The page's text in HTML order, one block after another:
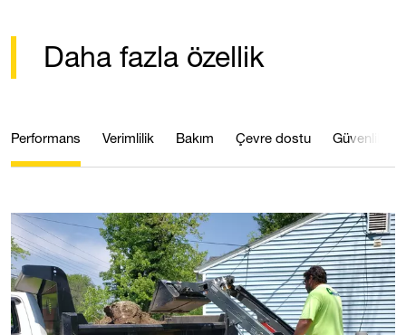
Daha fazla özellik
Performans Verimlilik Bakım Çevre dostu Güvenlik